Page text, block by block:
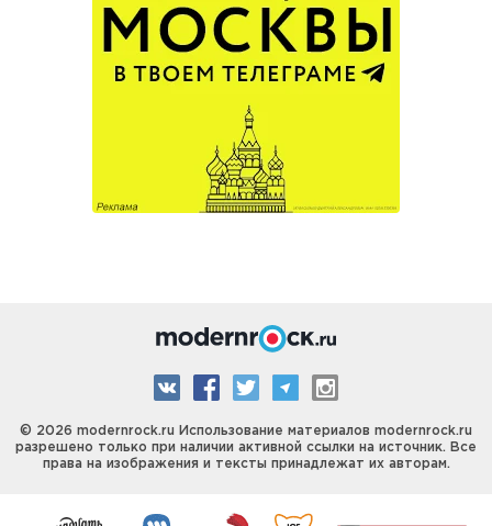
© 2026 modernrock.ru Использование материалов modernrock.ru
разрешено только при наличии активной ссылки на источник. Все
права на изображения и тексты принадлежат их авторам.